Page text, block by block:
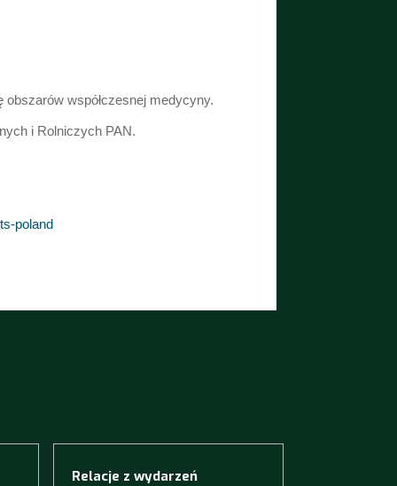
współczesnej medycyny.
i Rolniczych PAN.
poland
Relacje z wydarzeń